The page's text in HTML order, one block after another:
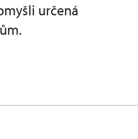
určená